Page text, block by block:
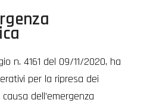
n. 4161 del 09/11/2020, ha
per la ripresa dei
dell’emergenza